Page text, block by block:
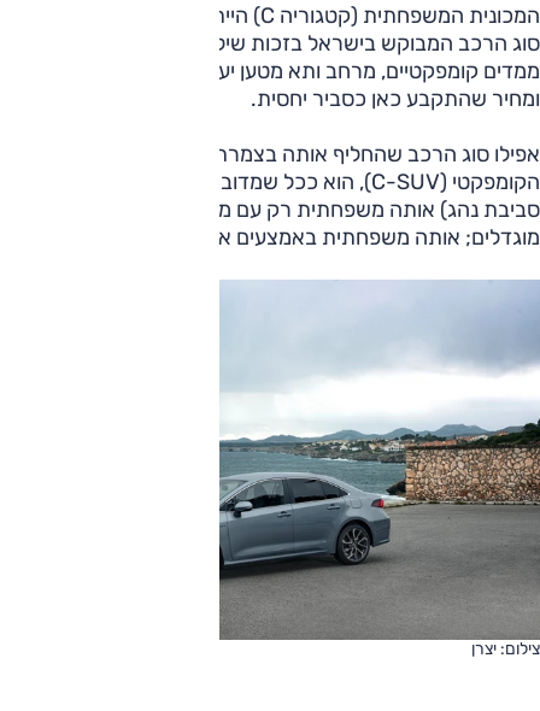
המכונית המשפחתית (קטגוריה C) הייתה עד לפני מספר שנים
סוג הרכב המבוקש בישראל בזכות שילוב נאות בין אבזור מספק,
ממדים קומפקטיים, מרחב ותא מטען יעילים, ביצועים נאותים
ומחיר שהתקבע כאן כסביר יחסית.
אפילו סוג הרכב שהחליף אותה בצמרת הביקוש, רכב הפנאי
הקומפקטי (C-SUV), הוא ככל שמדובר בבסיס (רצפה, מכלולים,
סביבת נהג) אותה משפחתית רק עם מרווח גחון וגובה כולל
מוגדלים; אותה משפחתית באמצעים אחרים.
צילום: יצרן